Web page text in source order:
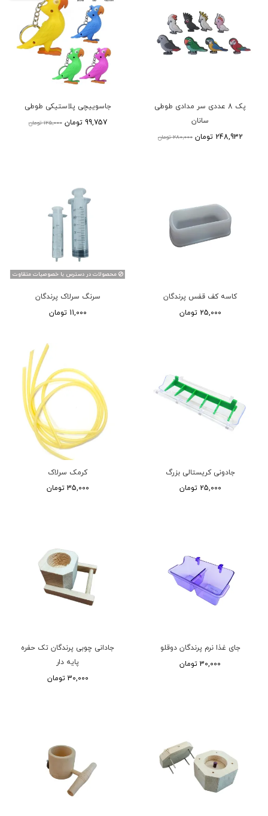
پک 8 عددی سر مدادی طوطی
سانان
248,932 تومان
280,000 تومان
جاسوییچی پلاستیکی طوطی
99,757 تومان
125,000 تومان
کاسه کف قفس پرندگان
25,000 تومان
محصولات در دسترس با خصوصیات متقاوت
سرنگ سرلاک پرندگان
11,000 تومان
جادونی کریستالی بزرگ
25,000 تومان
کرمک سرلاک
35,000 تومان
جای غذا نرم پرندگان دوقلو
30,000 تومان
جادانی چوبی پرندگان تک حفره
پایه دار
30,000 تومان